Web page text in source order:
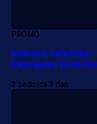
PROMO
Internet, televizija
lokacijama širom
2 sedmica 3 dan